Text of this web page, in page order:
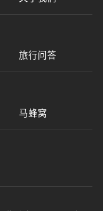
旅行问答
马蜂窝